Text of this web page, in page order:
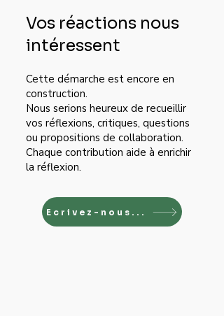
Vos réactions nous
intéressent
Cette démarche est encore en
construction.
Nous serions heureux de recueillir
vos réflexions, critiques, questions
ou propositions de collaboration.
Chaque contribution aide à enrichir
la réflexion.
Ecrivez-nous...